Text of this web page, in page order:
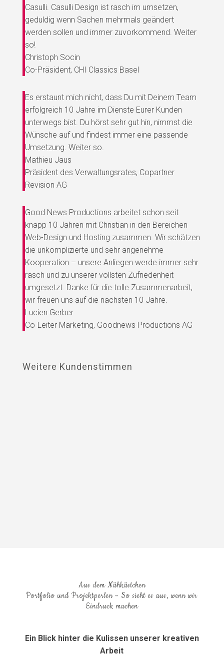
Casulli. Casulli Design ist rasch im umsetzen,
geduldig wenn Sachen mehrmals geändert
werden sollen und immer zuvorkommend. Weiter
so!
Christoph Socin
Co-Präsident, CHI Classics Basel
Es erstaunt mich nicht, dass Du mit Deinem Team
erfolgreich 10 Jahre im Dienste Eurer Kunden
unterwegs bist. Du hörst sehr gut hin, nimmst die
Wünsche auf und findest immer eine passende
Umsetzung. Weiter so.
Mathieu Jaus
Präsident des Verwaltungsrates, Copartner
Revision AG
Good News Productions arbeitet schon seit
knapp 10 Jahren mit Christian in den Bereichen
Web-Design und Hosting zusammen. Wir schätzen
die unkomplizierte und sehr angenehme
Kooperation – unsere Anliegen werde immer sehr
rasch und zu unserer vollsten Zufriedenheit
umgesetzt. Danke für die tolle Zusammenarbeit,
wir freuen uns auf die nächsten 10 Jahre.
Lucien Gerber
Co-Leiter Marketing, Goodnews Productions AG
Weitere Kundenstimmen
Aus dem Nähkästchen
Portfolio und Projektperlen – So sieht es aus, wenn wir
Eindruck machen
Ein Blick hinter die Kulissen unserer kreativen
Arbeit